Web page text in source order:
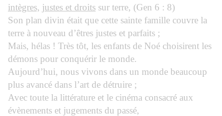
intègres, justes et droits sur terre, (Gen 6 : 8)
Son plan divin était que cette sainte famille couvre la
terre à nouveau d’êtres justes et parfaits ;
Mais, hélas ! Très tôt, les enfants de Noé choisirent les
démons pour conquérir le monde.
Aujourd’hui, nous vivons dans un monde beaucoup
plus avancé dans l’art de détruire ;
Avec toute la littérature et le cinéma consacré aux
évènements et jugements du passé,